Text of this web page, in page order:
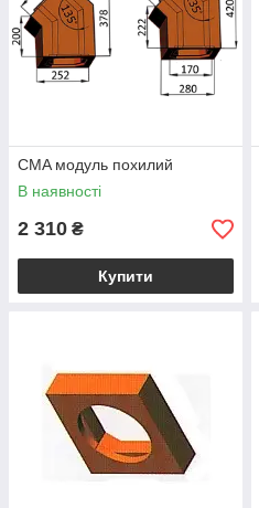
CMA модуль похилий
В наявності
2 310 ₴
Купити